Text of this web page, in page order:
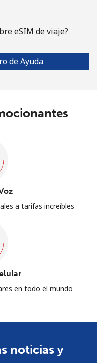
eSIM de viaje?
de Ayuda
a tarifas increíbles
en todo el mundo
noticias y